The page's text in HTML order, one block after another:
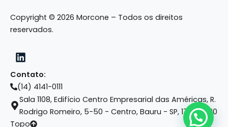
Copyright © 2026 Morcone – Todos os direitos
reservados.
Contato:
(14) 4141-0111
Sala 1108, Edifício Centro Empresarial das Américas, R.
Rodrigo Romeiro, 5-50 - Centro, Bauru - SP, 17015-420
Topo